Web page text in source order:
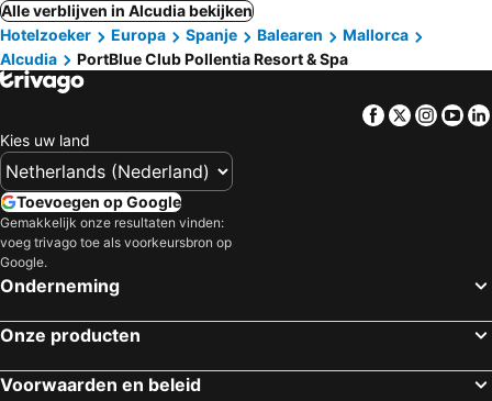
Alle verblijven in Alcudia bekijken
Hotelzoeker
Europa Spanje Balearen
Mallorca
Alcudia
PortBlue Club Pollentia Resort & Spa
Facebook
Twitter
Kies uw land
Toevoegen op Google
Gemakkelijk onze resultaten vinden:
voeg trivago toe als voorkeursbron op
Google.
Onderneming
Onze producten
Voorwaarden en beleid